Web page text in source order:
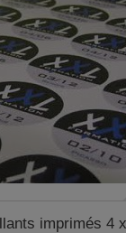
imprimés 4